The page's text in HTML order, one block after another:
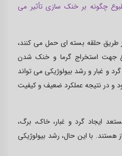
چگونه بر خنک سازی تأثیر می
طریق حلقه بسته ای حمل می کنند،
جهت استخراج گرما و خنک شدن
و غبار و رشد بیولوژیکی می تواند
و در نتیجه عملکرد ضعیف و کیفیت
ایجاد گرد و غبار، خاک، برگ،
هستند. با این حال، رشد بیولوژیکی